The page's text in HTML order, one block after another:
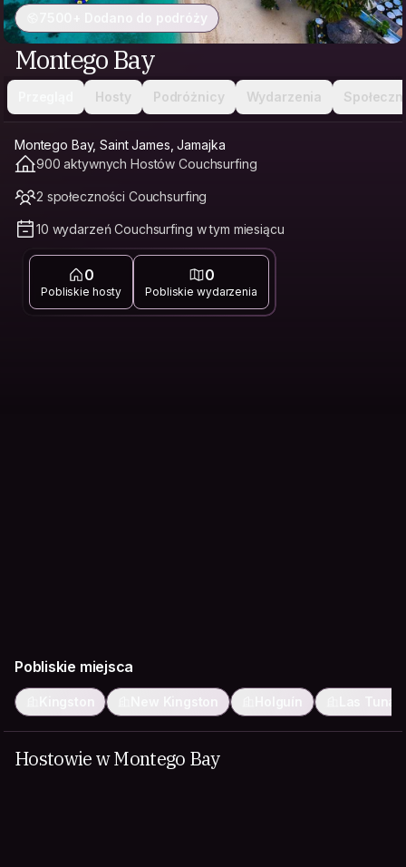
7500+ Dodano do podróży
Montego Bay
Hosty Podróżnicy Wydarzenia
Montego Bay, Saint James, Jamajka
900 aktywnych Hostów Couchsurfing
2 społeczności Couchsurfing
10 wydarzeń Couchsurfing w tym miesiącu
0
Pobliskie hosty
0
Pobliskie wydarzenia
Pobliskie miejsca
Kingston New Kingston Holguín Las Tunas
Hostowie w Montego Bay